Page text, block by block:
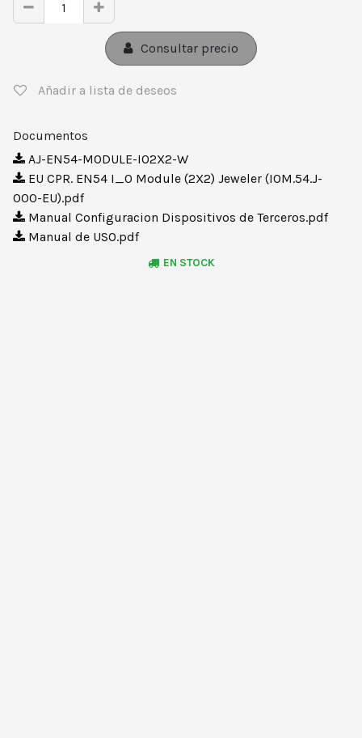
Consultar precio
Añadir a lista de deseos
Documentos
AJ-EN54-MODULE-IO2X2-W
EU CPR. EN54 I_0 Module (2X2) Jeweler (IOM.54.J-
000-EU).pdf
Manual Configuracion Dispositivos de Terceros.pdf
Manual de USO.pdf
EN STOCK